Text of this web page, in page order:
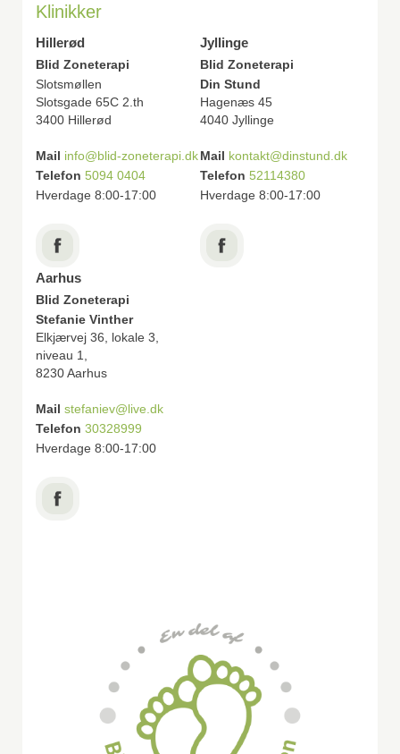
Klinikker
Hillerød
Blid Zoneterapi
Slotsmøllen
Slotsgade 65C 2.th
3400 Hillerød
Mail info@blid-zoneterapi.dk
Telefon 5094 0404
Hverdage 8:00-17:00
Jyllinge
Blid Zoneterapi
Din Stund
Hagenæs 45
4040 Jyllinge
Mail kontakt@dinstund.dk
Telefon 52114380
Hverdage 8:00-17:00
Aarhus
Blid Zoneterapi
Stefanie Vinther
Elkjærvej 36, lokale 3,
niveau 1,
8230 Aarhus
Mail stefaniev@live.dk
Telefon 30328999
Hverdage 8:00-17:00